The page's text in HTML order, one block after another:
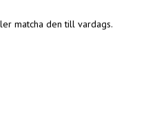
matcha den till vardags.